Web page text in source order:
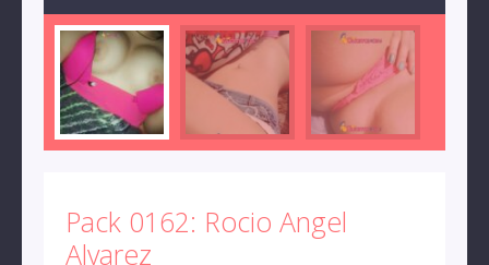
Pack 0162: Rocio Angel
Alvarez